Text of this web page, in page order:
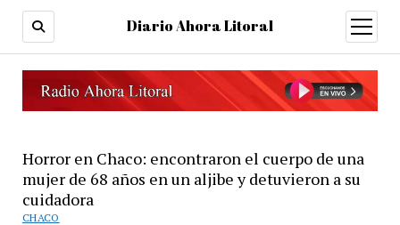
Diario Ahora Litoral
open
menu
Horror en Chaco: encontraron el cuerpo de una
mujer de 68 años en un aljibe y detuvieron a su
cuidadora
CHACO